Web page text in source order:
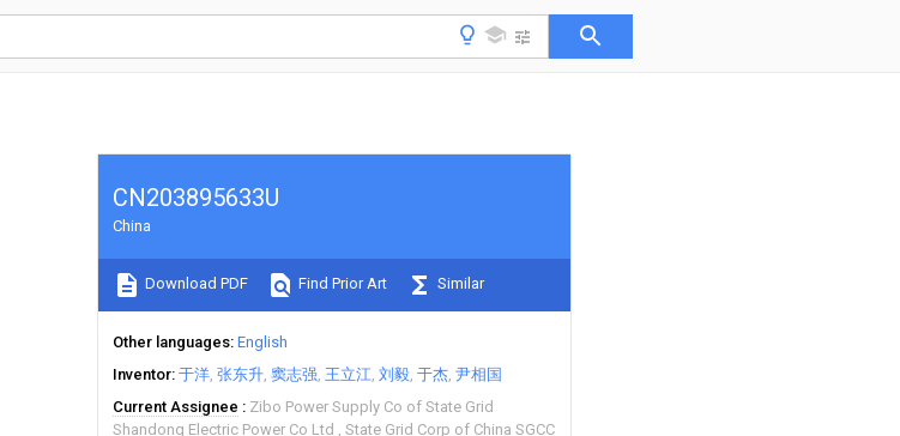
CN203895633U
China
Download PDF Find Prior Art Similar
Other languages English
Inventor 于洋 张东升 窦志强 王立江 刘毅 于杰 尹相国
Current Assignee
Zibo Power Supply Co of State Grid
Shandong Electric Power Co Ltd
State Grid Corp of China SGCC